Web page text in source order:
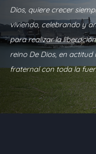
Dios, quiere crecer
viviendo, celebrando y
para realizar la
reino De Dios, en
fraternal con toda la